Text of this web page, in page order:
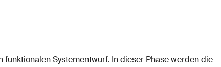
Systementwurf. In dieser Phase werden die